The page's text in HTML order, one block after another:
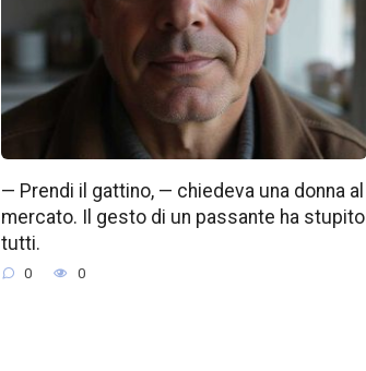
— Prendi il gattino, — chiedeva una donna al
mercato. Il gesto di un passante ha stupito
tutti.
0 0